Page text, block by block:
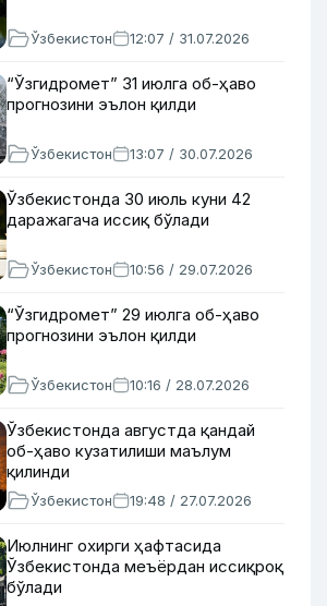
Ўзбекистон 12:07 / 31.07.2026
“Ўзгидромет” 31 июлга об-ҳаво
прогнозини эълон қилди
Ўзбекистон 13:07 / 30.07.2026
Ўзбекистонда 30 июль куни 42
даражагача иссиқ бўлади
Ўзбекистон 10:56 / 29.07.2026
“Ўзгидромет” 29 июлга об-ҳаво
прогнозини эълон қилди
Ўзбекистон 10:16 / 28.07.2026
Ўзбекистонда августда қандай
об-ҳаво кузатилиши маълум
қилинди
Ўзбекистон 19:48 / 27.07.2026
Июлнинг охирги ҳафтасида
Ўзбекистонда меъёрдан иссиқроқ
бўлади